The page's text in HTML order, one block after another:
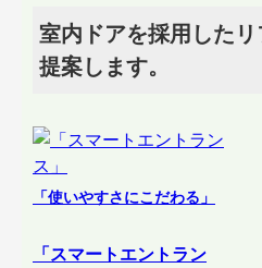
室内ドアを採用した
提案します。
「使いやすさにこだわる」
「スマートエントラン